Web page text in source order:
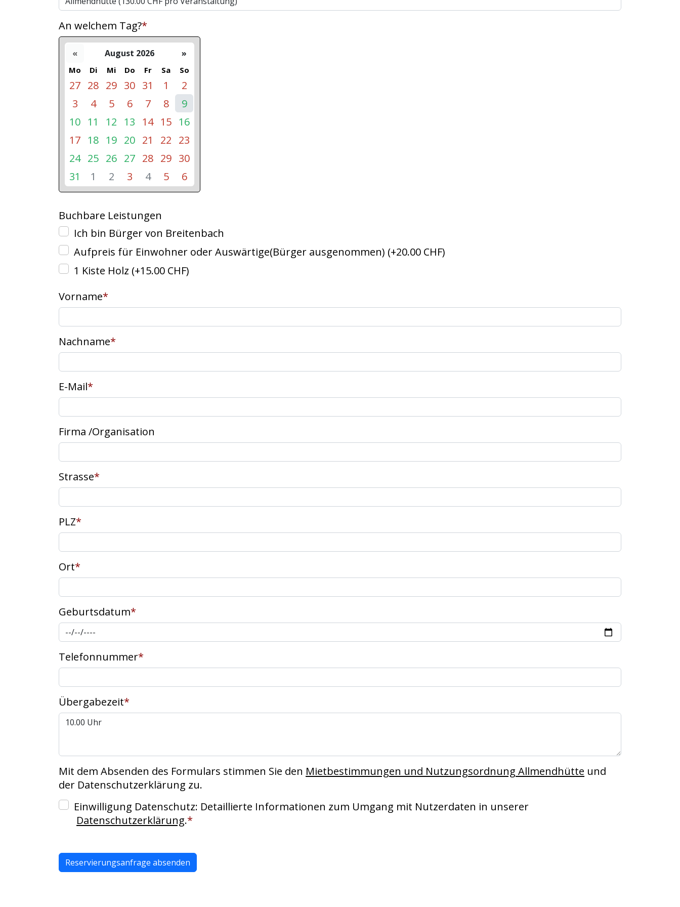
An welchem Tag?*
« August 2026 »
Mo Di Mi Do Fr Sa So
27 28 29 30 31 1
2
3
4 5 6 7 8
9
10 11 12 13 14 15 16
17 18 19 20 21 22 23
24 25 26 27 28 29 30
31
1 2 3 4 5 6
Buchbare Leistungen
Ich bin Bürger von Breitenbach
Aufpreis für Einwohner oder Auswärtige(Bürger ausgenommen) (+20.00 CHF)
1 Kiste Holz (+15.00 CHF)
Vorname*
Nachname*
E-Mail*
Firma /Organisation
Strasse*
PLZ*
Ort*
Geburtsdatum*
Telefonnummer*
Übergabezeit*
Mit dem Absenden des Formulars stimmen Sie den Mietbestimmungen und Nutzungsordnung Allmendhütte und
der Datenschutzerklärung zu.
Einwilligung Datenschutz: Detaillierte Informationen zum Umgang mit Nutzerdaten in unserer
Datenschutzerklärung.*
Reservierungsanfrage absenden